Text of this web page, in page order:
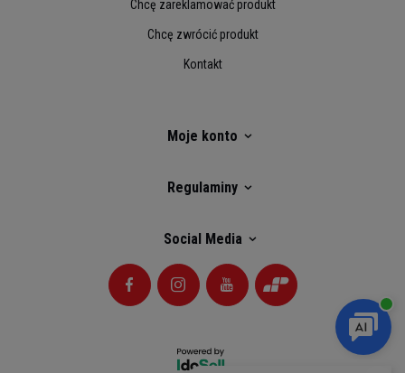
Chcę zareklamować produkt
Chcę zwrócić produkt
Kontakt
Moje konto
Regulaminy
Social Media